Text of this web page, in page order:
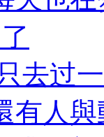
去过
有人與